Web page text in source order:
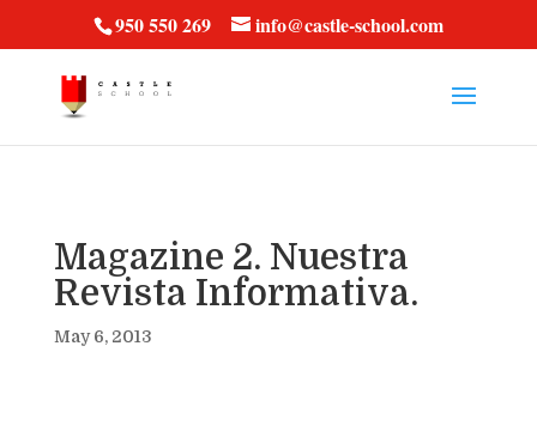
950 550 269 info@castle-school.com
Magazine 2. Nuestra
Revista Informativa.
May 6, 2013